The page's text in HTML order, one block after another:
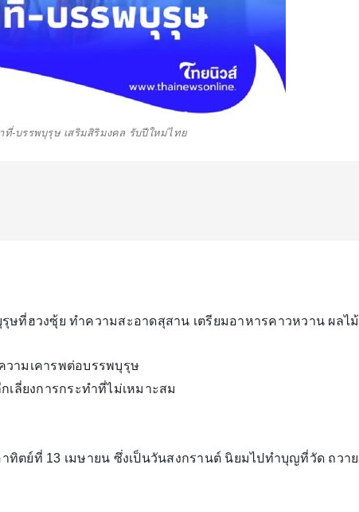
ที่-บรรพบุรุษ เสริมสิริมงคล รับปีใหม่ไทย
ษที่ฮวงซุ้ย ทำความสะอาดสุสาน เตรียมอาหารคาวหวาน ผลไม้
ามเคารพต่อบรรพบุรุษ
ลี่ยงการกระทำที่ไม่เหมาะสม
ทิตย์ที่ 13 เมษายน ซึ่งเป็นวันสงกรานต์ นิยมไปทำบุญที่วัด ถวาย